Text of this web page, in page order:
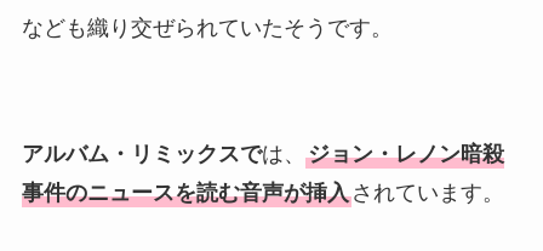
なども織り交ぜられていたそうです。
アルバム・リミックスでは、 ジョン・レノン暗殺
事件のニュースを読む音声が挿入されています。